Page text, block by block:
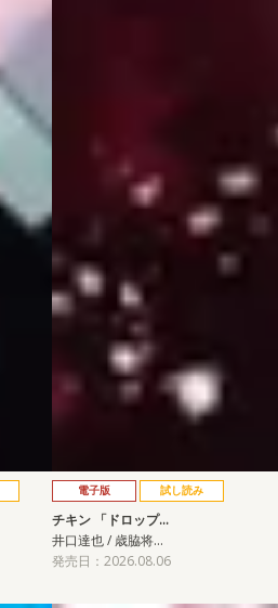
電子版 試し読み
チキン 「ドロップ…
井口達也 / 歳脇将…
発売日：2026.08.06